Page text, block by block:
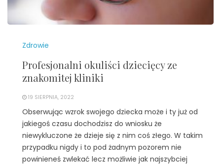
Zdrowie
Profesjonalni okuliści dziecięcy ze
znakomitej kliniki
19 SIERPNIA, 2022
Obserwując wzrok swojego dziecka może i ty już od
jakiegoś czasu dochodzisz do wniosku że
niewykluczone że dzieje się z nim coś złego. W takim
przypadku nigdy i to pod żadnym pozorem nie
powinieneś zwlekać lecz możliwie jak najszybciej